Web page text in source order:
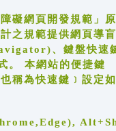
礙網頁開發規範」
之規範提供網頁導
、鍵盤快速
。 本網站的便捷鍵
稱為快速鍵﹞設定如